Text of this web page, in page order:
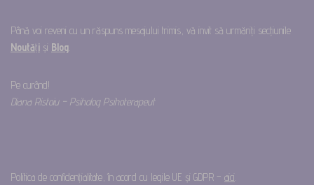
Până voi reveni cu un răspuns mesajului trimis, vă invit să urmăriți secțiunile
Noutăți și Blog
Pe curând!
Diana Ristoiu – Psiholog Psihoterapeut
Politica de confidențialitate, în acord cu legile UE și GDPR – aici